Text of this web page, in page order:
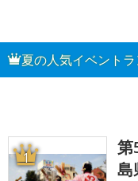
夏の人気イベントラ
1
第
島